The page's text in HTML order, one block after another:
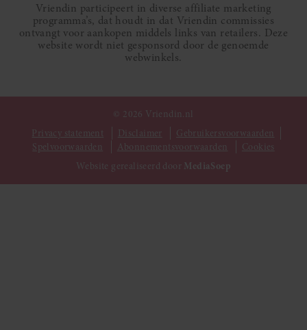
Vriendin participeert in diverse affiliate marketing
programma’s, dat houdt in dat Vriendin commissies
ontvangt voor aankopen middels links van retailers. Deze
website wordt niet gesponsord door de genoemde
webwinkels.
© 2026 Vriendin.nl
Privacy statement
Disclaimer
Gebruikersvoorwaarden
Spelvoorwaarden
Abonnementsvoorwaarden
Cookies
Website gerealiseerd door MediaSoep